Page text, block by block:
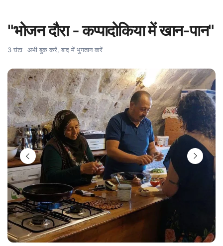
"भोजन दौरा - कप्पादोकिया में खान-पान"
3 घंटा अभी बुक करें, बाद में भुगतान करें